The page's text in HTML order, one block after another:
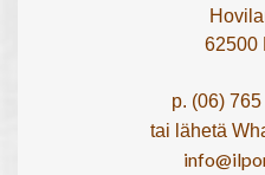
62500
p. (06)
tai lähetä